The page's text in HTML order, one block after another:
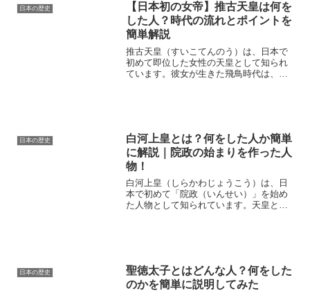
日本の歴史
【日本初の女帝】推古天皇は何を
した人？時代の流れとポイントを
簡単解説
推古天皇（すいこてんのう）は、日本で
初めて即位した女性の天皇として知られ
ています。彼女が生きた飛鳥時代は、国
日本の歴史
白河上皇とは？何をした人か簡単
に解説｜院政の始まりを作った人
物！
白河上皇（しらかわじょうこう）は、日
本で初めて「院政（いんせい）」を始め
た人物として知られています。天皇とし
日本の歴史
聖徳太子とはどんな人？何をした
のかを簡単に説明してみた